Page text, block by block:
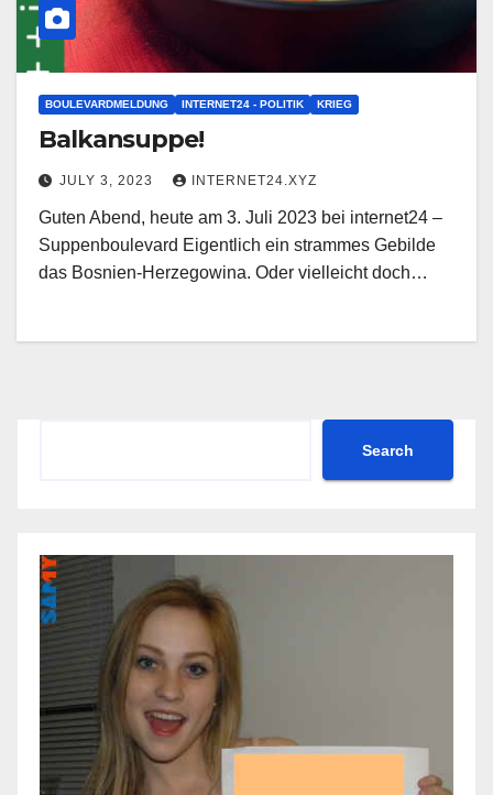
BOULEVARDMELDUNG INTERNET24 - POLITIK KRIEG
Balkansuppe!
JULY 3, 2023 INTERNET24.XYZ
Guten Abend, heute am 3. Juli 2023 bei internet24 –
Suppenboulevard Eigentlich ein strammes Gebilde
das Bosnien-Herzegowina. Oder vielleicht doch…
Search